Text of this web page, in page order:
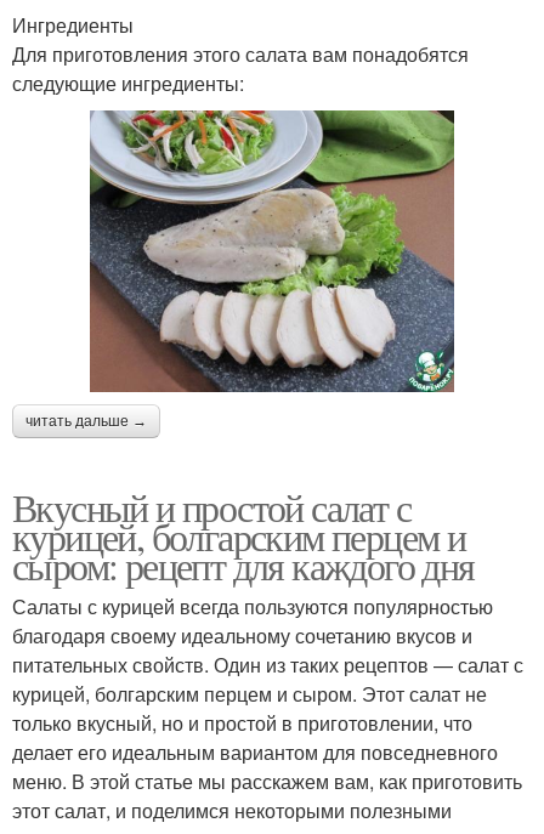
Ингредиенты
Для приготовления этого салата вам понадобятся
следующие ингредиенты:
читать дальше →
Вкусный и простой салат с
курицей, болгарским перцем и
сыром: рецепт для каждого дня
Салаты с курицей всегда пользуются популярностью
благодаря своему идеальному сочетанию вкусов и
питательных свойств. Один из таких рецептов — салат с
курицей, болгарским перцем и сыром. Этот салат не
только вкусный, но и простой в приготовлении, что
делает его идеальным вариантом для повседневного
меню. В этой статье мы расскажем вам, как приготовить
этот салат, и поделимся некоторыми полезными